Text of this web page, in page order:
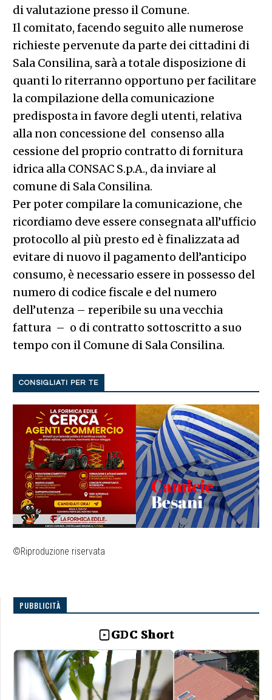
di valutazione presso il Comune.
Il comitato, facendo seguito alle numerose
richieste pervenute da parte dei cittadini di
Sala Consilina, sarà a totale disposizione di
quanti lo riterranno opportuno per facilitare
la compilazione della comunicazione
predisposta in favore degli utenti, relativa
alla non concessione del consenso alla
cessione del proprio contratto di fornitura
idrica alla CONSAC S.p.A., da inviare al
comune di Sala Consilina.
Per poter compilare la comunicazione, che
ricordiamo deve essere consegnata all’ufficio
protocollo al più presto ed è finalizzata ad
evitare di nuovo il pagamento dell’anticipo
consumo, è necessario essere in possesso del
numero di codice fiscale e del numero
dell’utenza – reperibile su una vecchia
fattura – o di contratto sottoscritto a suo
tempo con il Comune di Sala Consilina.
CONSIGLIATI PER TE
©Riproduzione riservata
PUBBLICITÀ
GDC Short